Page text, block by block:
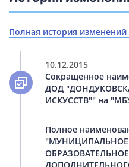
Полная история изменений
10.12.2015
Сокращенное
ДОД
ИСКУССТВ"" на
Полное